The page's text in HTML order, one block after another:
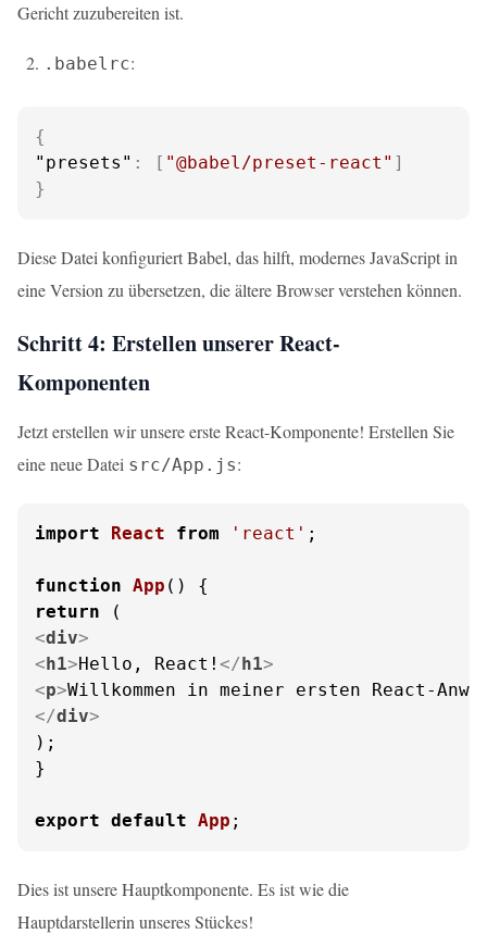
Gericht zuzubereiten ist.
.babelrc:
{
"presets" : [ "@babel/preset-react" ]
}
Diese Datei konfiguriert Babel, das hilft, modernes JavaScript in
eine Version zu übersetzen, die ältere Browser verstehen können.
Schritt 4: Erstellen unserer React-
Komponenten
Jetzt erstellen wir unsere erste React-Komponente! Erstellen Sie
eine neue Datei src/App.js:
import React from 'react' ;
function App (
return
<div>
<h1>Hello, React! </h1>
<p>Willkommen in meiner ersten React-
</div>
);
}
export default App ;
Dies ist unsere Hauptkomponente. Es ist wie die
Hauptdarstellerin unseres Stückes!